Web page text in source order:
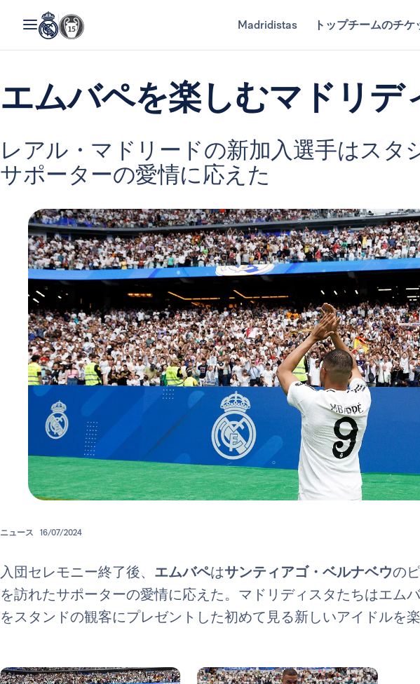
Madridistas トップチームのチケ
エムバペを楽しむマドリデ
レアル・マドリードの新加入選手はスタ
サポーターの愛情に応えた
ニュース 16/07/2024
入団セレモニー終了後、 エムバペはサンティアゴ・ベルナベウの
を訪れたサポーターの愛情に応えた。マドリディスタたちはエム
をスタンドの観客にプレゼントした初めて見る新しいアイドルを楽